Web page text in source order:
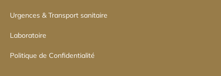
Urgences & Transport sanitaire
Laboratoire
Politique de Confidentialité